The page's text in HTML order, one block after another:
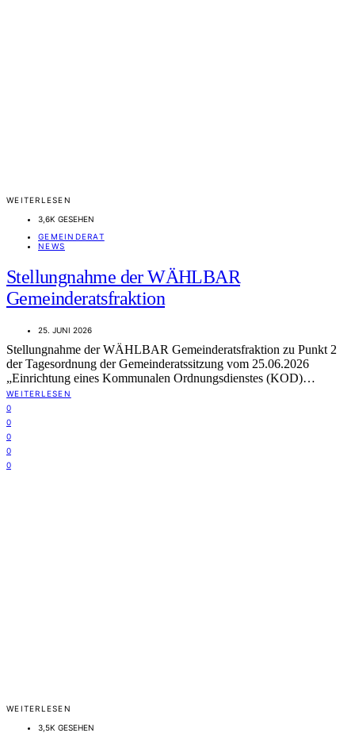
WEITERLESEN
3,6K GESEHEN
GEMEINDERAT
NEWS
Stellungnahme der WÄHLBAR
Gemeinderatsfraktion
25. JUNI 2026
Stellungnahme der WÄHLBAR Gemeinderatsfraktion zu Punkt 2
der Tagesordnung der Gemeinderatssitzung vom 25.06.2026
„Einrichtung eines Kommunalen Ordnungsdienstes (KOD)…
WEITERLESEN
0
0
0
0
0
WEITERLESEN
3,5K GESEHEN